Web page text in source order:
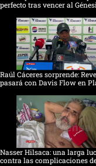
perfecto tras vencer al
Raúl Cáceres sorprende:
pasará con Davis Flow en
Nasser Hilsaca: una larga
contra las complicaciones